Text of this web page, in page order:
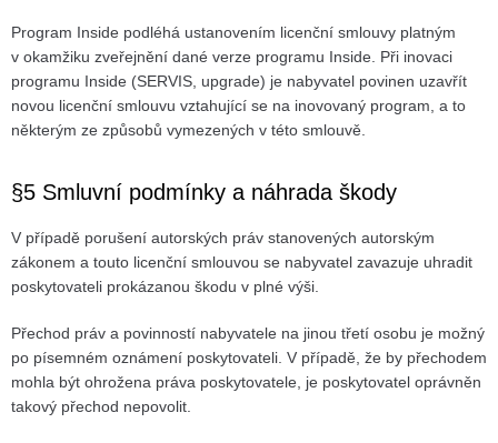
Program Inside podléhá ustanovením licenční smlouvy platným
v okamžiku zveřejnění dané verze programu Inside. Při inovaci
programu Inside (SERVIS, upgrade) je nabyvatel povinen uzavřít
novou licenční smlouvu vztahující se na inovovaný program, a to
některým ze způsobů vymezených v této smlouvě.
§5 Smluvní podmínky a náhrada škody
V případě porušení autorských práv stanovených autorským
zákonem a touto licenční smlouvou se nabyvatel zavazuje uhradit
poskytovateli prokázanou škodu v plné výši.
Přechod práv a povinností nabyvatele na jinou třetí osobu je možný
po písemném oznámení poskytovateli. V případě, že by přechodem
mohla být ohrožena práva poskytovatele, je poskytovatel oprávněn
takový přechod nepovolit.